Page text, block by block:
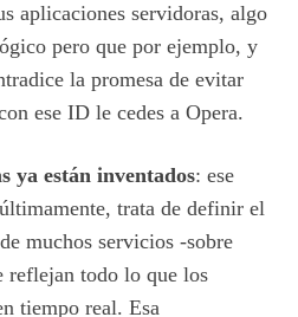
aplicaciones servidoras, algo
pero que por ejemplo, y
la promesa de evitar
ese ID le cedes a Opera.
ya están inventados: ese
trata de definir el
muchos servicios -sobre
reflejan todo lo que los
tiempo real. Esa